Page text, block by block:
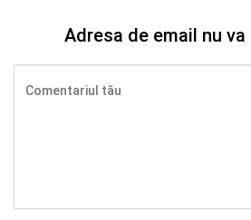
Adresa de email nu